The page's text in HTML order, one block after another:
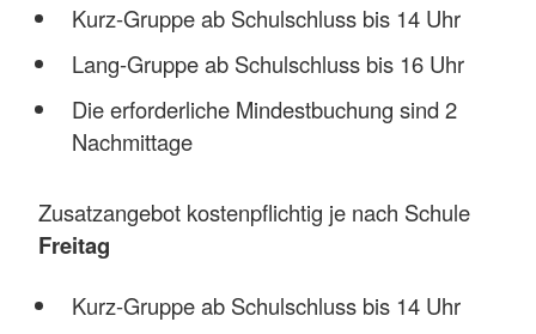
Kurz-Gruppe ab Schulschluss bis 14 Uhr
Lang-Gruppe ab Schulschluss bis 16 Uhr
Die erforderliche Mindestbuchung sind 2
Nachmittage
Zusatzangebot kostenpflichtig je nach Schule
Freitag
Kurz-Gruppe ab Schulschluss bis 14 Uhr